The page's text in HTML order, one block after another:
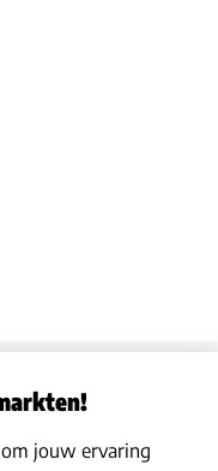
|Hoe werkt het |
jouw ervaring